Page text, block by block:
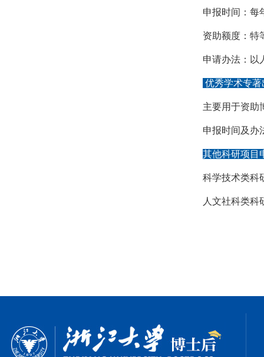
申报时间： 每
资助额度： 特
申请办法： 以
优秀学术专著
主要用于资助
申报时间及办
其他科研项目
科学技术类科
人文社科类科